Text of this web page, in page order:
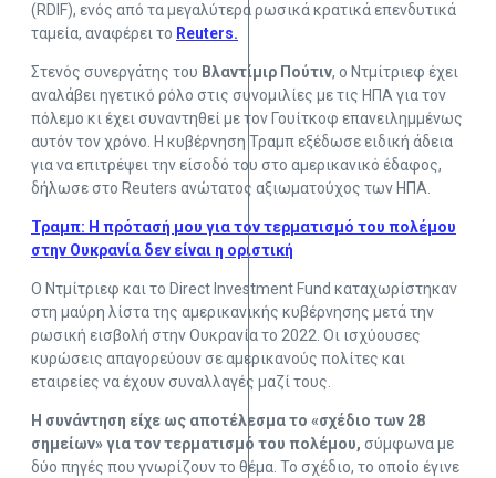
(RDIF), ενός από τα μεγαλύτερα ρωσικά κρατικά επενδυτικά
ταμεία, αναφέρει το Reuters.
Στενός συνεργάτης του Βλαντίμιρ Πούτιν, ο Ντμίτριεφ έχει
αναλάβει ηγετικό ρόλο στις συνομιλίες με τις ΗΠΑ για τον
πόλεμο κι έχει συναντηθεί με τον Γουίτκοφ επανειλημμένως
αυτόν τον χρόνο. Η κυβέρνηση Τραμπ εξέδωσε ειδική άδεια
για να επιτρέψει την είσοδό του στο αμερικανικό έδαφος,
δήλωσε στο Reuters ανώτατος αξιωματούχος των ΗΠΑ.
Τραμπ: Η πρότασή μου για τον τερματισμό του πολέμου
στην Ουκρανία δεν είναι η οριστική
Ο Ντμίτριεφ και το Direct Investment Fund καταχωρίστηκαν
στη μαύρη λίστα της αμερικανικής κυβέρνησης μετά την
ρωσική εισβολή στην Ουκρανία το 2022. Οι ισχύουσες
κυρώσεις απαγορεύουν σε αμερικανούς πολίτες και
εταιρείες να έχουν συναλλαγές μαζί τους.
Η συνάντηση είχε ως αποτέλεσμα το «σχέδιο των 28
σημείων» για τον τερματισμό του πολέμου, σύμφωνα με
δύο πηγές που γνωρίζουν το θέμα. Το σχέδιο, το οποίο έγινε